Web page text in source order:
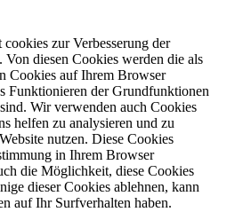
zur Verbesserung der
diesen Cookies werden die als
Cookies auf Ihrem Browser
Funktionieren der Grundfunktionen
Wir verwenden auch Cookies
helfen zu analysieren und zu
nutzen. Diese Cookies
in Ihrem Browser
die Möglichkeit, diese Cookies
dieser Cookies ablehnen, kann
auf Ihr Surfverhalten haben.